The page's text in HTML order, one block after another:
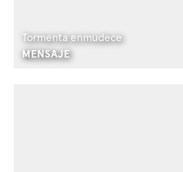
Tormenta enmudece
MENSAJE